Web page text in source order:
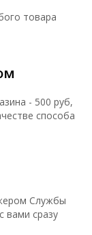
товара
- 500 руб,
способа
Службы
вами сразу